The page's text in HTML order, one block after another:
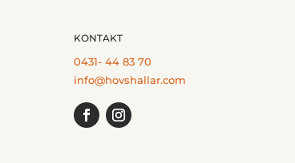
KONTAKT
0431- 44 83 70
info@hovshallar.com